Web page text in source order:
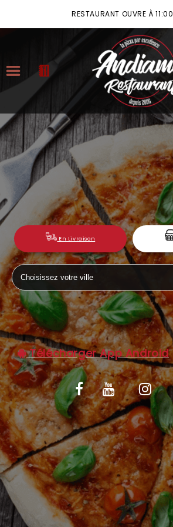
RESTAURANT OUVRE À 11:00
ACCUEIL
LA CARTE
VOTRE COMPTE
NOTRE RESTAURANT
VOS AVIS
MENTIONS LÉGALES
C.G.V
En Livraison
Télécharger App Android